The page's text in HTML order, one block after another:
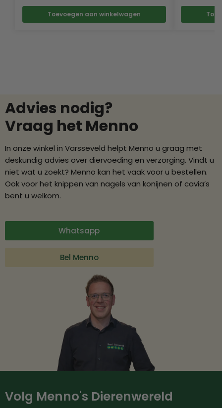
Toevoegen aan winkelwagen
Advies nodig?
Vraag het Menno
In onze winkel in Varsseveld helpt Menno u graag met
deskundig advies over diervoeding en verzorging. Vindt u
niet wat u zoekt? Menno kan het vaak voor u bestellen.
Ook voor het knippen van nagels van konijnen of cavia’s
bent u welkom.
Whatsapp
Bel Menno
Volg Menno's Dierenwereld